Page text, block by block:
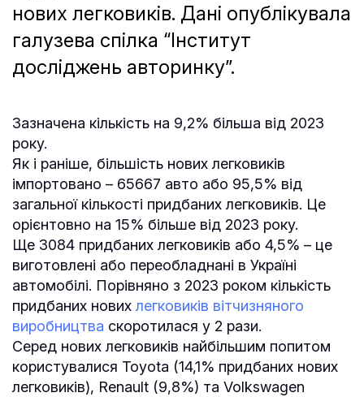
нових легковиків. Дані опублікувала
галузева спілка “Інститут
досліджень авторинку”.
Зазначена кількість на 9,2% більша від 2023
року.
Як і раніше, більшість нових легковиків
імпортовано – 65667 авто або 95,5% від
загальної кількості придбаних легковиків. Це
орієнтовно на 15% більше від 2023 року.
Ще 3084 придбаних легковиків або 4,5% – це
виготовлені або переобладнані в Україні
автомобілі. Порівняно з 2023 роком кількість
придбаних нових легковиків вітчизняного
виробництва скоротилася у 2 рази.
Серед нових легковиків найбільшим попитом
користувалися Toyota (14,1% придбаних нових
легковиків), Renault (9,8%) та Volkswagen